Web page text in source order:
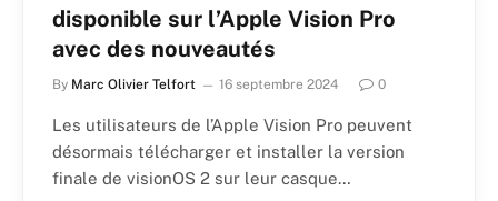
disponible sur l’Apple Vision Pro
avec des nouveautés
By Marc Olivier Telfort 16 septembre 2024 0
Les utilisateurs de l’Apple Vision Pro peuvent
désormais télécharger et installer la version
finale de visionOS 2 sur leur casque…